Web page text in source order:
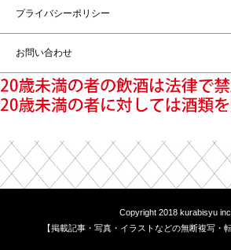
プライバシーポリシー
お問い合わせ
Copyright 2018 kurabisyu
【掲載記事・写真・イラストなどの無断複写・